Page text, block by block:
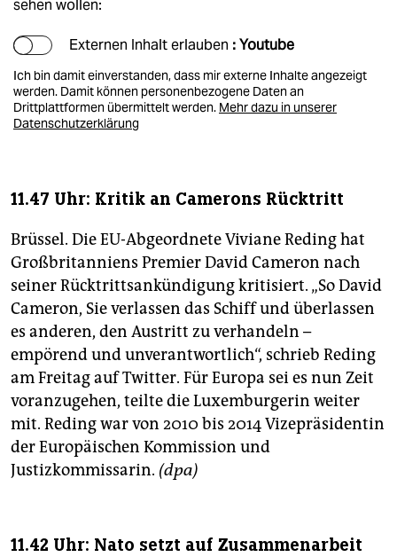
sehen wollen:
Externen Inhalt erlauben : Youtube
Ich bin damit einverstanden, dass mir externe Inhalte angezeigt
werden. Damit können personenbezogene Daten an
Drittplattformen übermittelt werden. Mehr dazu in unserer
Datenschutzerklärung
11.47 Uhr: Kritik an Camerons Rücktritt
Brüssel. Die EU-Abgeordnete Viviane Reding hat
Großbritanniens Premier David Cameron nach
seiner Rücktrittsankündigung kritisiert. „So David
Cameron, Sie verlassen das Schiff und überlassen
es anderen, den Austritt zu verhandeln –
empörend und unverantwortlich“, schrieb Reding
am Freitag auf Twitter. Für Europa sei es nun Zeit
voranzugehen, teilte die Luxemburgerin weiter
mit. Reding war von 2010 bis 2014 Vizepräsidentin
der Europäischen Kommission und
Justizkommissarin. (dpa)
11.42 Uhr: Nato setzt auf Zusammenarbeit